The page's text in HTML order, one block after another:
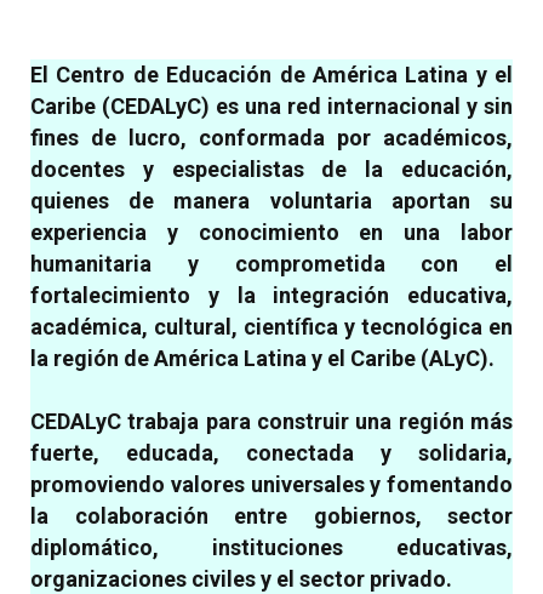
El Centro de Educación de América Latina y el
Caribe (CEDALyC) es una red internacional y sin
fines de lucro, conformada por académicos,
docentes y especialistas de la educación,
quienes de manera voluntaria aportan su
experiencia y conocimiento en una labor
humanitaria y comprometida con el
fortalecimiento y la integración educativa,
académica, cultural, científica y tecnológica en
la región de América Latina y el Caribe (ALyC).
CEDALyC trabaja para construir una región más
fuerte, educada, conectada y solidaria,
promoviendo valores universales y fomentando
la colaboración entre gobiernos, sector
diplomático, instituciones educativas,
organizaciones civiles y el sector privado.